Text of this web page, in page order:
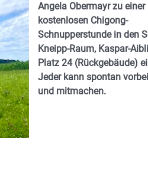
Angela Obermayr zu einer
kostenlosen Chigong-
Schnupperstunde in den
Kneipp-Raum, Kaspar-
Platz 24 (Rückgebäude)
Jeder kann spontan
und mitmachen.